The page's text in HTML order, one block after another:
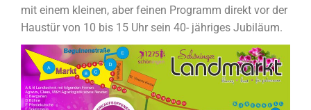
mit einem kleinen, aber feinen Programm direkt vor der
Haustür von 10 bis 15 Uhr sein 40- jähriges Jubiläum.